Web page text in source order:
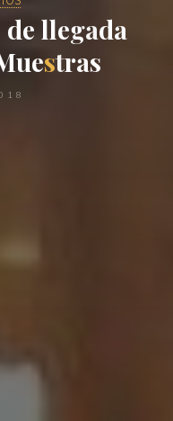
de llegada
uestras